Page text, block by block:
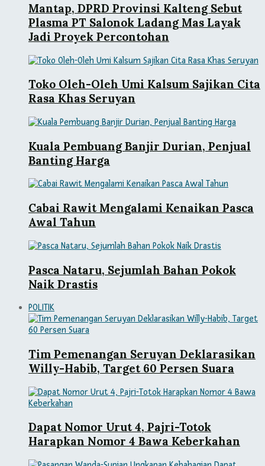
Mantap, DPRD Provinsi Kalteng Sebut
Plasma PT Salonok Ladang Mas Layak
Jadi Proyek Percontohan
Toko Oleh-Oleh Umi Kalsum Sajikan Cita
Rasa Khas Seruyan
Kuala Pembuang Banjir Durian, Penjual
Banting Harga
Cabai Rawit Mengalami Kenaikan Pasca
Awal Tahun
Pasca Nataru, Sejumlah Bahan Pokok
Naik Drastis
POLITIK
Tim Pemenangan Seruyan Deklarasikan
Willy-Habib, Target 60 Persen Suara
Dapat Nomor Urut 4, Pajri-Totok
Harapkan Nomor 4 Bawa Keberkahan